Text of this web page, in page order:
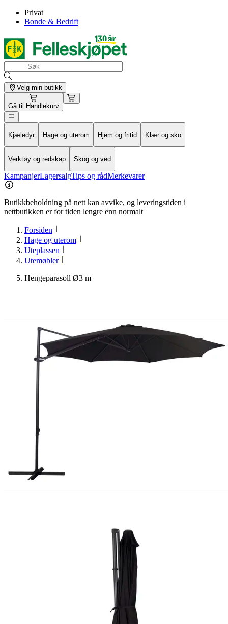
Privat
Bonde & Bedrift
Velg min butikk
Gå til Handlekurv
Kjæledyr Hage og uterom Hjem og fritid Klær og sko
Verktøy og redskap Skog og ved
KampanjerLagersalgTips og rådMerkevarer
Butikkbeholdning på nett kan avvike, og leveringstiden i
nettbutikken er for tiden lengre enn normalt
Forsiden
Hage og uterom
Uteplassen
Utemøbler
Hengeparasoll Ø3 m